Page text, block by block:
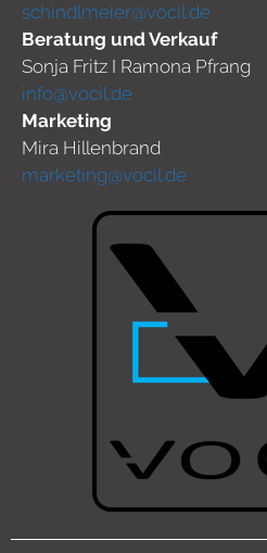
schindlmeier@vocil.de
Beratung und Verkauf
Sonja Fritz I Ramona Pfrang
info@vocil.de
Marketing
Mira Hillenbrand
marketing@vocil.de